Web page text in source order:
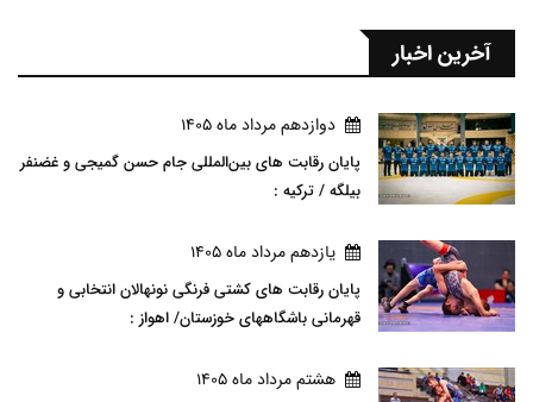
آخرین اخبار
دوازدهم مرداد ماه 1405
پایان رقابت های بین‌المللی جام حسن گمیجی و غضنفر
بیلگه / ترکیه :
يازدهم مرداد ماه 1405
پایان رقابت های کشتی فرنگی نونهالان انتخابی و
قهرمانی باشگاههای خوزستان/ اهواز :
هشتم مرداد ماه 1405